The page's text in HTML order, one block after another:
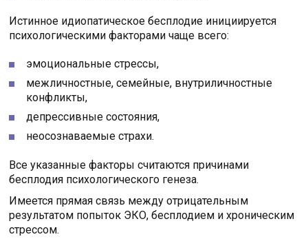
Истинное идиопатическое бесплодие инициируется
психологическими факторами чаще всего:
эмоциональные стрессы,
межличностные, семейные, внутриличностные
конфликты,
депрессивные состояния,
неосознаваемые страхи.
Все указанные факторы считаются причинами
бесплодия психологического генеза.
Имеется прямая связь между отрицательным
результатом попыток ЭКО, бесплодием и хроническим
стрессом.